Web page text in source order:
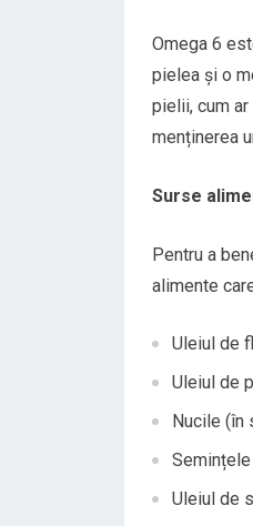
Omega 6
pielea și o
pielii, cum
menținerea
Surse
Pentru a
alimente
Uleiul de
Uleiul de
Nucile (în
Uleiul de